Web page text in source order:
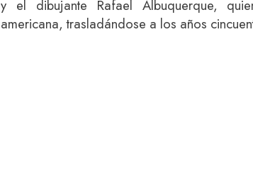
y el dibujante Rafael Albuquerque,
americana, trasladándose a los años